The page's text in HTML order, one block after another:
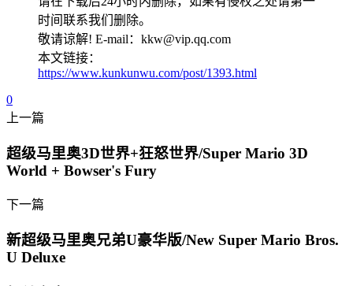
时间联系我们删除。
敬请谅解! E-mail：kkw@vip.qq.com
本文链接：
https://www.kunkunwu.com/post/1393.html
0
上一篇
超级马里奥3D世界+狂怒世界/Super Mario 3D
World + Bowser's Fury
下一篇
新超级马里奥兄弟U豪华版/New Super Mario Bros.
U Deluxe